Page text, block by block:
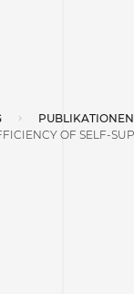
PUBLIKATIONEN
OF SELF-